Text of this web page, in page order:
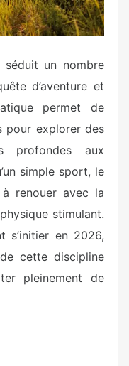
un nombre
d’aventure et
permet de
pour explorer des
profondes aux
simple sport, le
renouer avec la
stimulant.
s’initier en 2026,
cette discipline
pleinement de